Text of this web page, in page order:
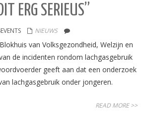
ERG SERIEUS”
NIEUWS
van Volksgezondheid, Welzijn en
de incidenten rondom lachgasgebruik
geeft aan dat een onderzoek
lachgasgebruik onder jongeren.
READ MORE >>